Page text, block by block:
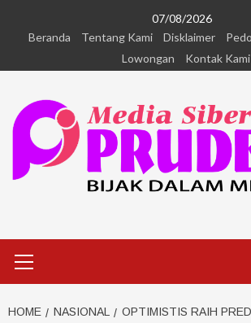
07/08/2026
Beranda
Tentang Kami Disklaimer
Lowongan
Kontak Kami
HOME NASIONAL OPTIMISTIS RAIH